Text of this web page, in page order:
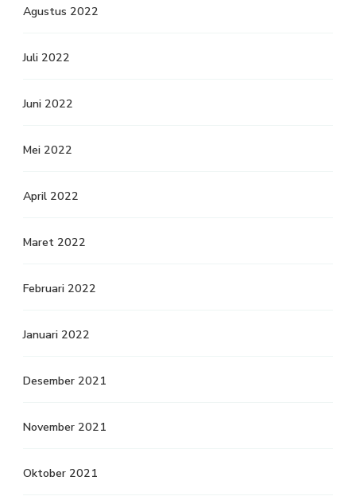
Agustus 2022
Juli 2022
Juni 2022
Mei 2022
April 2022
Maret 2022
Februari 2022
Januari 2022
Desember 2021
November 2021
Oktober 2021